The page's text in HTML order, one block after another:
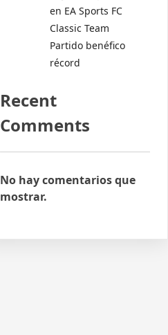
en EA Sports FC
Classic Team
Partido benéfico
récord
Recent
Comments
No hay comentarios que
mostrar.